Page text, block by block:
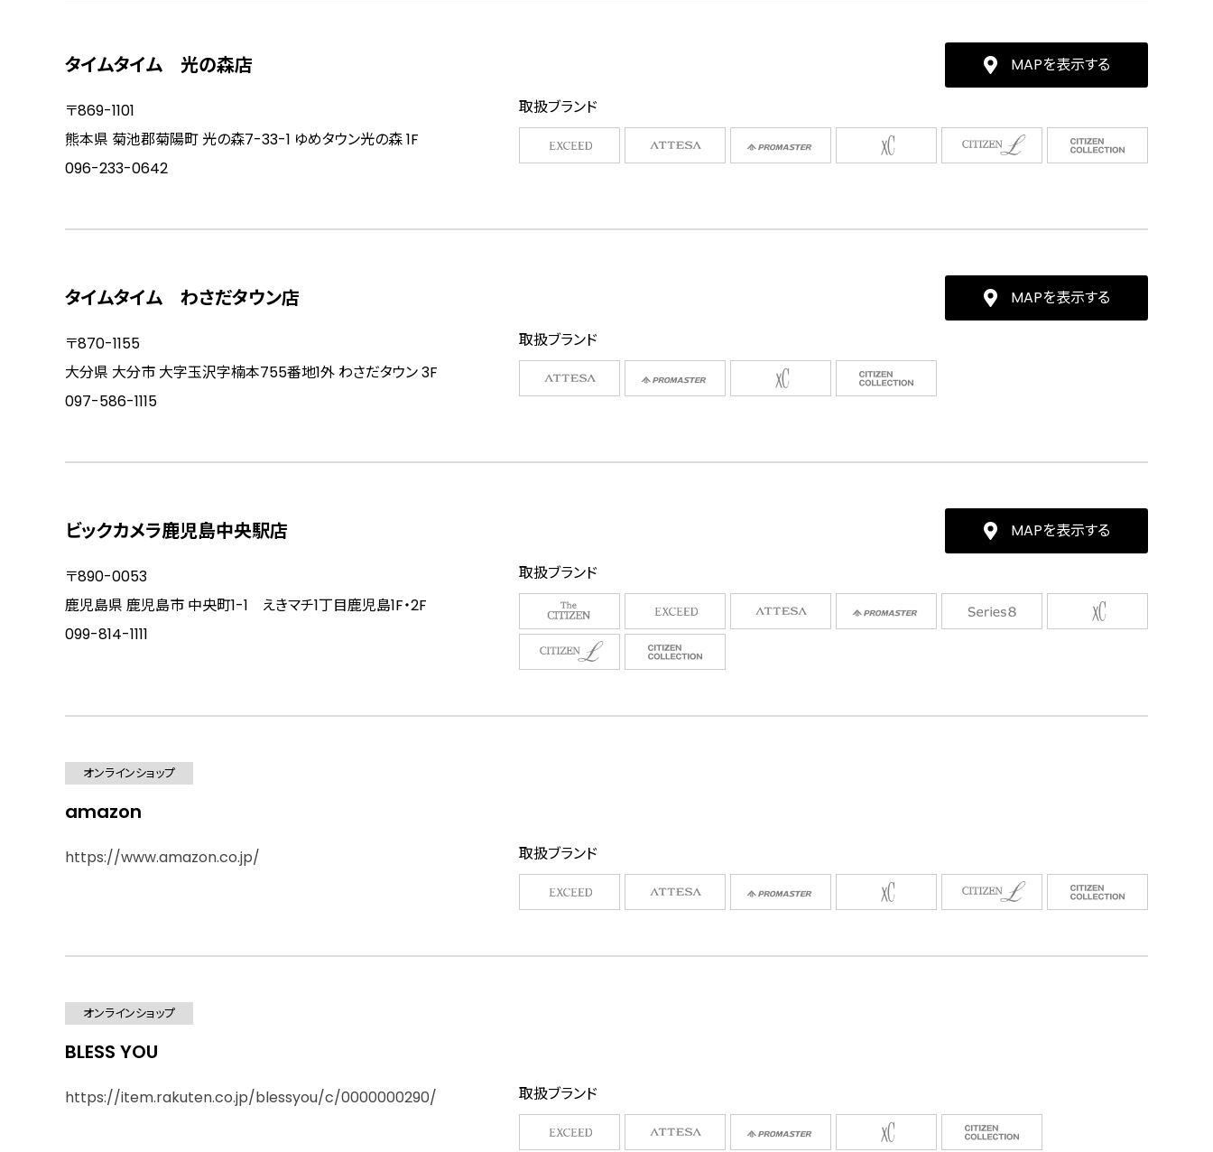
タイムタイム 光の森店 MAPを表示する
〒869-1101
熊本県 菊池郡菊陽町 光の森7-33-1 ゆめタウン光の森 1F
096-233-0642
取扱ブランド
タイムタイム わさだタウン店 MAPを表示する
〒870-1155
大分県 大分市 大字玉沢字楠本755番地1外 わさだタウン 3F
097-586-1115
取扱ブランド
ビックカメラ鹿児島中央駅店 MAPを表示する
〒890-0053
鹿児島県 鹿児島市 中央町1-1 えきマチ1丁目鹿児島1F・2F
099-814-1111
取扱ブランド
オンラインショップ
amazon
https://www.amazon.co.jp/ 取扱ブランド
オンラインショップ
BLESS YOU
https://item.rakuten.co.jp/blessyou/c/0000000290/ 取扱ブランド